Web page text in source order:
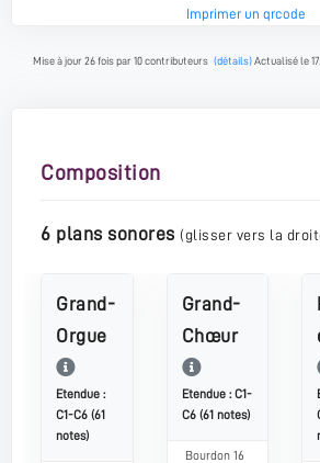
Composition
6 plans sonores (glisser vers la
Grand-
Orgue
Etendue :
C1-C6 (61
notes)
Grand-
Chœur
Etendue : C1-
C6 (61 notes)
Bourdon 16
Imprimer un qrcode
Mise à jour 26 fois par 10 contributeurs (détails)Actualisé le